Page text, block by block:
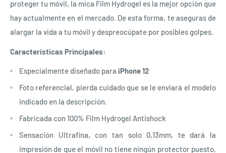
proteger tu móvil, la mica Film Hydrogel es la mejor opción que
hay actualmente en el mercado. De esta forma, te aseguras de
alargar la vida a tu móvil y despreocúpate por posibles golpes.
Características Principales:
Especialmente diseñado para iPhone 12
Foto referencial, pierda cuidado que se le enviará el modelo
indicado en la descripción.
Fabricada con 100% Film Hydrogel Antishock
Sensación Ultrafina, con tan solo 0,13mm, te dará la
impresión de que el móvil no tiene ningún protector puesto,